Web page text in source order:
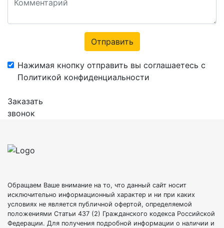
Отправить
Нажимая кнопку отправить вы соглашаетесь с
Политикой конфиденциальности
Заказать
звонок
Обращаем Ваше внимание на то, что данный сайт носит
исключительно информационный характер и ни при каких
условиях не является публичной офертой, определяемой
положениями Статьи 437 (2) Гражданского кодекса Российской
Федерации. Для получения подробной информации о наличии и